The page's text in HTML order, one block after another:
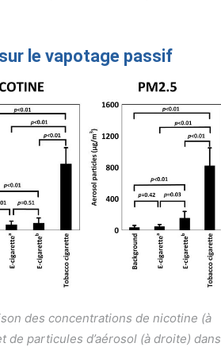
le vapotage passif
des concentrations de nicotine (à
de particules d’aérosol (à droite) dans